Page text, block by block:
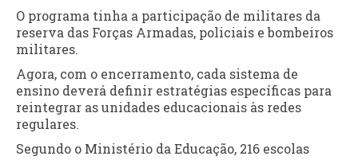
O programa tinha a participação de militares da
reserva das Forças Armadas, policiais e bombeiros
militares.
Agora, com o encerramento, cada sistema de
ensino deverá definir estratégias específicas para
reintegrar as unidades educacionais às redes
regulares.
Segundo o Ministério da Educação, 216 escolas